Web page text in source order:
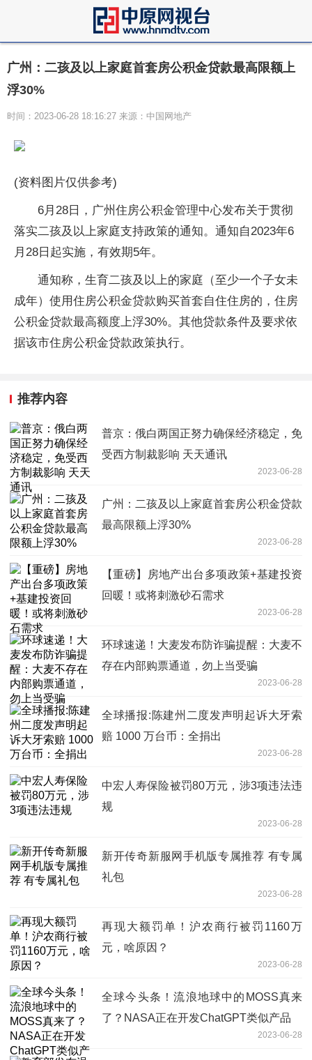
广州：二孩及以上家庭首套房公积金贷款最高限额上
浮30%
时间：2023-06-28 18:16:27 来源：中国网地产
(资料图片仅供参考)
6月28日，广州住房公积金管理中心发布关于贯彻
落实二孩及以上家庭支持政策的通知。通知自2023年6
月28日起实施，有效期5年。
通知称，生育二孩及以上的家庭（至少一个子女未
成年）使用住房公积金贷款购买首套自住住房的，住房
公积金贷款最高额度上浮30%。其他贷款条件及要求依
据该市住房公积金贷款政策执行。
推荐内容
普京：俄白两国正努力确保经济稳定，免
受西方制裁影响 天天通讯
2023-06-28
广州：二孩及以上家庭首套房公积金贷款
最高限额上浮30%
2023-06-28
【重磅】房地产出台多项政策+基建投资
回暖！或将刺激砂石需求
2023-06-28
环球速递！大麦发布防诈骗提醒：大麦不
存在内部购票通道，勿上当受骗
2023-06-28
全球播报:陈建州二度发声明起诉大牙索
赔 1000 万台币：全捐出
2023-06-28
中宏人寿保险被罚80万元，涉3项违法违
规
2023-06-28
新开传奇新服网手机版专属推荐 有专属
礼包
2023-06-28
再现大额罚单！沪农商行被罚1160万
元，啥原因？
2023-06-28
全球今头条！流浪地球中的MOSS真来
了？NASA正在开发ChatGPT类似产品
2023-06-28